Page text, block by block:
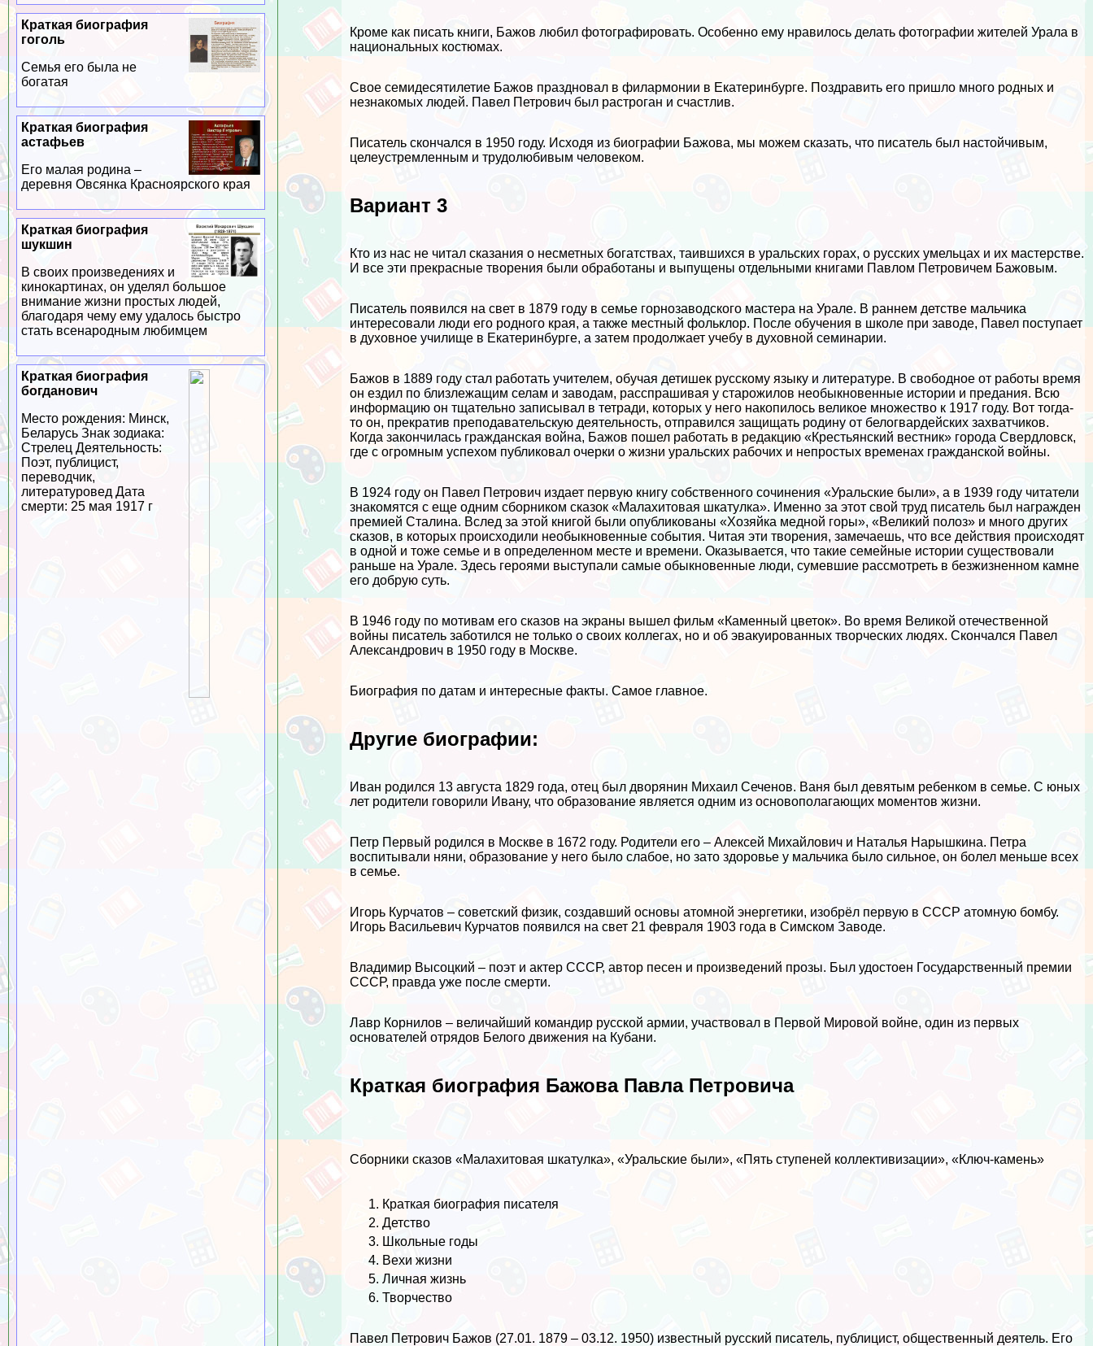
Кроме как писать книги, Бажов любил фотографировать. Особенно ему нравилось делать фотографии жителей Урала в
национальных костюмах.
Свое семидесятилетие Бажов праздновал в филармонии в Екатеринбурге. Поздравить его пришло много родных и
незнакомых людей. Павел Петрович был растроган и счастлив.
Писатель скончался в 1950 году. Исходя из биографии Бажова, мы можем сказать, что писатель был настойчивым,
целеустремленным и трудолюбивым человеком.
Вариант 3
Кто из нас не читал сказания о несметных богатствах, таившихся в уральских горах, о русских умельцах и их мастерстве.
И все эти прекрасные творения были обработаны и выпущены отдельными книгами Павлом Петровичем Бажовым.
Писатель появился на свет в 1879 году в семье горнозаводского мастера на Урале. В раннем детстве мальчика
интересовали люди его родного края, а также местный фольклор. После обучения в школе при заводе, Павел поступает
в духовное училище в Екатеринбурге, а затем продолжает учебу в духовной семинарии.
Бажов в 1889 году стал работать учителем, обучая детишек русскому языку и литературе. В свободное от работы время
он ездил по близлежащим селам и заводам, расспрашивая у старожилов необыкновенные истории и предания. Всю
информацию он тщательно записывал в тетради, которых у него накопилось великое множество к 1917 году. Вот тогда-
то он, прекратив преподавательскую деятельность, отправился защищать родину от белогвардейских захватчиков.
Когда закончилась гражданская война, Бажов пошел работать в редакцию «Крестьянский вестник» города Свердловск,
где с огромным успехом публиковал очерки о жизни уральских рабочих и непростых временах гражданской войны.
В 1924 году он Павел Петрович издает первую книгу собственного сочинения «Уральские были», а в 1939 году читатели
знакомятся с еще одним сборником сказок «Малахитовая шкатулка». Именно за этот свой труд писатель был награжден
премией Сталина. Вслед за этой книгой были опубликованы «Хозяйка медной горы», «Великий полоз» и много других
сказов, в которых происходили необыкновенные события. Читая эти творения, замечаешь, что все действия происходят
в одной и тоже семье и в определенном месте и времени. Оказывается, что такие семейные истории существовали
раньше на Урале. Здесь героями выступали самые обыкновенные люди, сумевшие рассмотреть в безжизненном камне
его добрую суть.
В 1946 году по мотивам его сказов на экраны вышел фильм «Каменный цветок». Во время Великой отечественной
войны писатель заботился не только о своих коллегах, но и об эвакуированных творческих людях. Скончался Павел
Александрович в 1950 году в Москве.
Биография по датам и интересные факты. Самое главное.
Другие биографии:
Иван родился 13 августа 1829 года, отец был дворянин Михаил Сеченов. Ваня был девятым ребенком в семье. С юных
лет родители говорили Ивану, что образование является одним из основополагающих моментов жизни.
Петр Первый родился в Москве в 1672 году. Родители его – Алексей Михайлович и Наталья Нарышкина. Петра
воспитывали няни, образование у него было слабое, но зато здоровье у мальчика было сильное, он болел меньше всех
в семье.
Игорь Курчатов – советский физик, создавший основы атомной энергетики, изобрёл первую в СССР атомную бомбу.
Игорь Васильевич Курчатов появился на свет 21 февраля 1903 года в Симском Заводе.
Владимир Высоцкий – поэт и актер СССР, автор песен и произведений прозы. Был удостоен Государственный премии
СССР, правда уже после cмepти.
Лавр Корнилов – величайший комaндир русской армии, участвовал в Первой Мировой войне, один из первых
основателей отрядов Белого движения на Кубани.
Краткая биография Бажова Павла Петровича
Сборники сказов «Малахитовая шкатулка», «Уральские были», «Пять ступеней коллективизации», «Ключ-камень»
Краткая биография писателя
Детство
Школьные годы
Вехи жизни
Личная жизнь
Творчество
Павел Петрович Бажов (27.01. 1879 – 03.12. 1950) известный русский писатель, публицист, общественный деятель. Его
Краткая биография
гоголь
Семья его была не
богатая
Краткая биография
астафьев
Его малая родина –
деревня Овсянка Красноярского края
Краткая биография
шукшин
В своих произведениях и
кинокартинах, он уделял большое
внимание жизни простых людей,
благодаря чему ему удалось быстро
стать всенародным любимцем
Краткая биография
богданович
Место рождения: Минск,
Беларусь Знак зодиака:
Стрелец Деятельность:
Поэт, публицист,
переводчик,
литературовед Дата
cмepти: 25 мая 1917 г